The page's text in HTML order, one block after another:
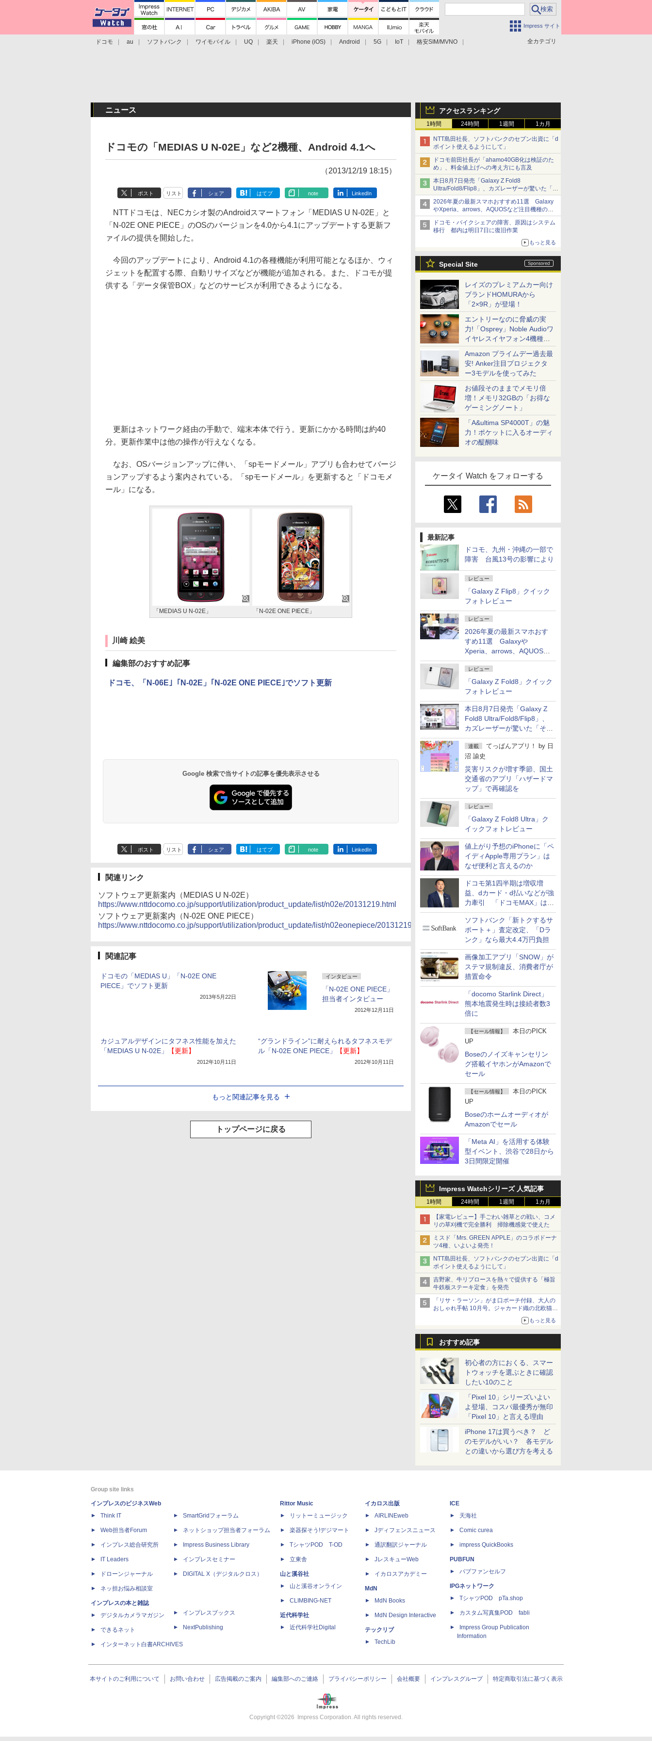
Impress サイト
全カテゴリ
ドコモ au ソフトバンク ワイモバイル UQ 楽天 iPhone (iOS) Android 5G IoT
格安SIM/MVNO
アクセスランキング
1時間 24時間 1週間 1カ月
NTT島田社長、ソフトバンクのセブン出資に「d
ポイント使えるようにして」
ドコモ前田社長が「ahamo40GB化は検証のた
め」、料金値上げへの考え方にも言及
本日8月7日発売「Galaxy Z Fold8
Ultra/Fold8/Flip8」、カズレーザーが驚いた「そ
ば屋のメニュー並みの薄さ」
2026年夏の最新スマホおすすめ11選 Galaxy
やXperia、arrows、AQUOSなど注目機種の特
徴は
ドコモ・バイクシェアの障害、原因はシステム
移行 都内は明日7日に復旧作業
もっと見る
Special Site
レイズのプレミアムカー向け
ブランドHOMURAから
「2×9R」が登場！
エントリーなのに脅威の実
力!「Osprey」Noble Audioワ
イヤレスイヤフォン4機種を
一気に聴く
Amazon プライムデー過去最
安! Anker注目プロジェクタ
ー3モデルを使ってみた
お値段そのままでメモリ倍
増！メモリ32GBの「お得な
ゲーミングノート」
「A&ultima SP4000T」の魅
力！ポケットに入るオーディ
オの醍醐味
ケータイ Watch をフォローする
最新記事
ドコモ、九州・沖縄の一部で
障害 台風13号の影響により
レビュー
「Galaxy Z Flip8」クイック
フォトレビュー
レビュー
2026年夏の最新スマホおす
すめ11選 Galaxyや
Xperia、arrows、AQUOSな
ど注目機種の特徴は
レビュー
「Galaxy Z Fold8」クイック
フォトレビュー
本日8月7日発売「Galaxy Z
Fold8 Ultra/Fold8/Flip8」、
カズレーザーが驚いた「そば
屋のメニュー並みの薄さ」
連載 てっぱんアプリ！ by 日
沼 諭史
災害リスクが増す季節、国土
交通省のアプリ「ハザードマ
ップ」で再確認を
レビュー
「Galaxy Z Fold8 Ultra」ク
イックフォトレビュー
値上がり予想のiPhoneに「ペ
イディApple専用プラン」は
なぜ便利と言えるのか
ドコモ第1四半期は増収増
益、dカード・d払いなどが強
力牽引 「ドコモMAX」は
400万契約突破
ソフトバンク「新トクするサ
ポート＋」査定改定、「Dラ
ンク」なら最大4.4万円負担
画像加工アプリ「SNOW」が
ステマ規制違反、消費者庁が
措置命令
「docomo Starlink Direct」
熊本地震発生時は接続者数3
倍に
【セール情報】
本日のPICK
UP
Boseのノイズキャンセリン
グ搭載イヤホンがAmazonで
セール
【セール情報】
本日のPICK
UP
Boseのホームオーディオが
Amazonでセール
「Meta AI」を活用する体験
型イベント、渋谷で28日から
3日間限定開催
Impress Watchシリーズ 人気記事
1時間 24時間 1週間 1カ月
【家電レビュー】手ごわい雑草との戦い、コメ
リの草刈機で完全勝利 掃除機感覚で使えた
ミスド「Mrs. GREEN APPLE」のコラボドーナ
ツ4種、いよいよ発売！
NTT島田社長、ソフトバンクのセブン出資に「d
ポイント使えるようにして」
吉野家、牛リブロースを熱々で提供する「極旨
牛鉄板ステーキ定食」を発売
「リサ・ラーソン」がま口ポーチ付録、大人の
おしゃれ手帖 10月号。ジャカード織の北欧猫デ
もっと見る
おすすめ記事
初心者の方におくる、スマー
トウォッチを選ぶときに確認
したい10のこと
「Pixel 10」シリーズいよい
よ登場、コスパ最優秀が無印
「Pixel 10」と言える理由
iPhone 17は買うべき？ ど
のモデルがいい？ 各モデル
との違いから選び方を考える
ニュース
ドコモの「MEDIAS U N-02E」など2機種、Android 4.1へ
（2013/12/19 18:15）
ポスト リスト シェア はてブ note LinkedIn
NTTドコモは、NECカシオ製のAndroidスマートフォン「MEDIAS U N-02E」と
「N-02E ONE PIECE」のOSのバージョンを4.0から4.1にアップデートする更新フ
ァイルの提供を開始した。
今回のアップデートにより、Android 4.1の各種機能が利用可能となるほか、ウィ
ジェットを配置する際、自動リサイズなどが機能が追加される。また、ドコモが提
供する「データ保管BOX」などのサービスが利用できるようになる。
更新はネットワーク経由の手動で、端末本体で行う。更新にかかる時間は約40
分。更新作業中は他の操作が行えなくなる。
なお、OSバージョンアップに伴い、「spモードメール」アプリも合わせてバージ
ョンアップするよう案内されている。「spモードメール」を更新すると「ドコモメ
ール」になる。
「MEDIAS U N-02E」 「N-02E ONE PIECE」
川崎 絵美
編集部のおすすめ記事
ドコモ、「N-06E｣「N-02E」｢N-02E ONE PIECE｣でソフト更新
Google 検索で当サイトの記事を優先表示させる
ポスト リスト シェア はてブ note LinkedIn
関連リンク
ソフトウェア更新案内（MEDIAS U N-02E）
https://www.nttdocomo.co.jp/support/utilization/product_update/list/n02e/20131219.html
ソフトウェア更新案内（N-02E ONE PIECE）
https://www.nttdocomo.co.jp/support/utilization/product_update/list/n02eonepiece/20131219.html
関連記事
ドコモの「MEDIAS U」「N-02E ONE
PIECE」でソフト更新
2013年5月22日
インタビュー
「N-02E ONE PIECE」
担当者インタビュー
2012年12月11日
カジュアルデザインにタフネス性能を加えた
「MEDIAS U N-02E」
【更新】
2012年10月11日
“グランドライン”に耐えられるタフネスモデ
ル「N-02E ONE PIECE」
【更新】
2012年10月11日
もっと関連記事を見る
トップページに戻る
Group site links
インプレスのビジネスWeb
Think IT
Web担当者Forum
インプレス総合研究所
IT Leaders
ドローンジャーナル
ネッ担お悩み相談室
インプレスの本と雑誌
デジタルカメラマガジン
できるネット
インターネット白書ARCHIVES
SmartGridフォーラム
ネットショップ担当者フォーラム
Impress Business Library
インプレスセミナー
DIGITAL X（デジタルクロス）
インプレスブックス
NextPublishing
Rittor Music
リットーミュージック
楽器探そう!デジマート
TシャツPOD T-OD
立東舎
山と溪谷社
山と溪谷オンライン
CLIMBING-NET
近代科学社
近代科学社Digital
イカロス出版
AIRLINEweb
Jディフェンスニュース
通訳翻訳ジャーナル
JレスキューWeb
イカロスアカデミー
MdN
MdN Books
MdN Design Interactive
テックリブ
TechLib
ICE
天海社
Comic curea
impress QuickBooks
PUBFUN
パブファンセルフ
IPGネットワーク
TシャツPOD pTa.shop
カスタム写真集POD fabli
Impress Group Publication
Information
本サイトのご利用について お問い合わせ 広告掲載のご案内 編集部へのご連絡 プライバシーポリシー 会社概要 インプレスグループ 特定商取引法に基づく表示
Copyright ©2026 Impress Corporation. All rights reserved.